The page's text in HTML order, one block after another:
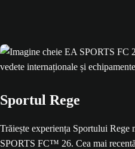
Sportul Rege
Trăiește experiența Sportului Rege
SPORTS FC™ 26. Cea mai